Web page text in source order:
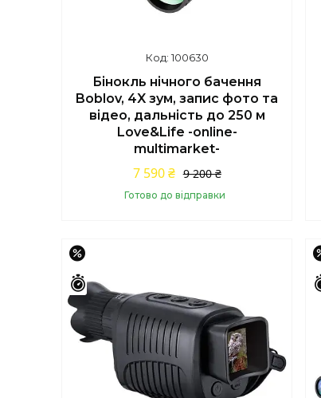
100630
Бінокль нічного бачення
Boblov, 4X зум, запис фото та
відео, дальність до 250 м
Love&Life -online-
multimarket-
9 200 ₴
7 590 ₴
Готово до відправки
Залишилось 43 дні